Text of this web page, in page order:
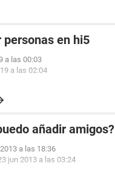
personas en hi5
a las 00:03
a las 02:04
añadir amigos?
a las 18:36
jun 2013 a las 03:24